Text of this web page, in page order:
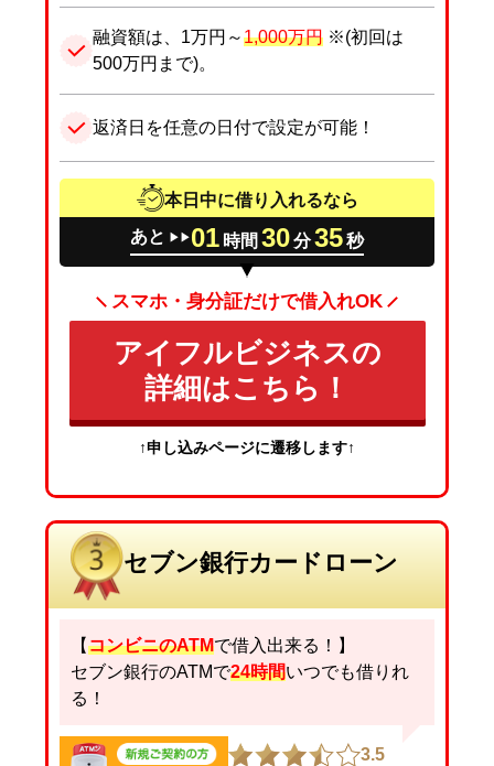
融資額は、1万円～1,000万円 ※(初回は
500万円まで)。
返済日を任意の日付で設定が可能！
本日中に借り入れるなら
あと
▶▶01 時間 30分34秒
スマホ・身分証だけで借入れOK
アイフルビジネスの
詳細はこちら！
↑申し込みページに遷移します↑
セブン銀行カードローン
【コンビニのATMで借入出来る！】
セブン銀行のATMで24時間いつでも借りれ
る！
3.5